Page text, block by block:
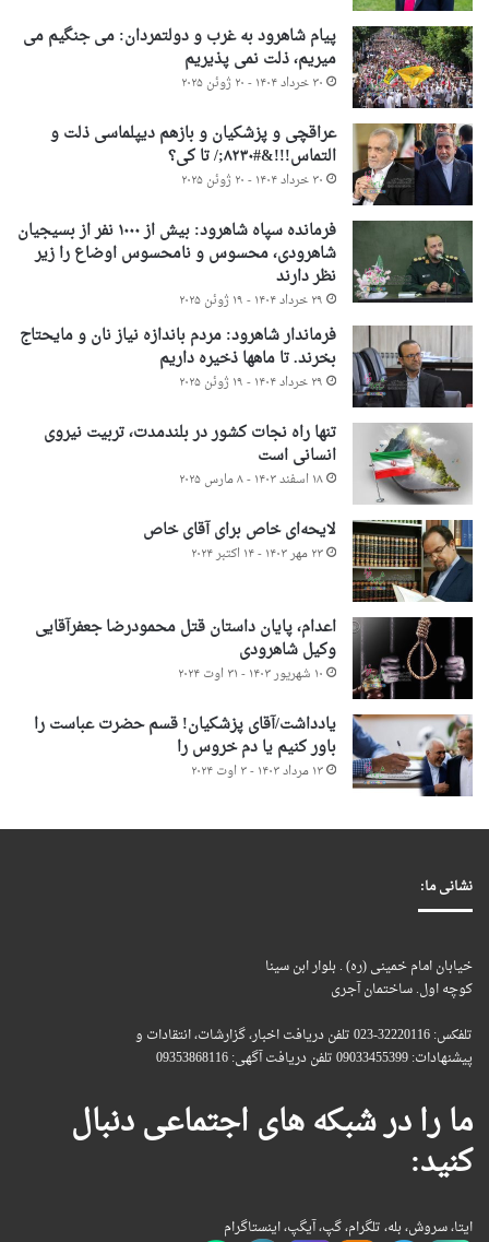
پیام شاهرود به غرب و دولتمردان: می جنگیم می
میریم، ذلت نمی پذیریم
۳۰ خرداد ۱۴۰۴ - ۲۰ ژوئن ۲۰۲۵
عراقچی و پزشکیان و بازهم دیپلماسی ذلت و
التماس!!!&#۸۲۳۰;/ تا کی؟
۳۰ خرداد ۱۴۰۴ - ۲۰ ژوئن ۲۰۲۵
فرمانده سپاه شاهرود: بیش از ۱۰۰۰ نفر از بسیجیان
شاهرودی، محسوس و نامحسوس اوضاع را زیر
نظر دارند
۲۹ خرداد ۱۴۰۴ - ۱۹ ژوئن ۲۰۲۵
فرماندار شاهرود: مردم باندازه نیاز نان و مایحتاج
بخرند. تا ماهها ذخیره داریم
۲۹ خرداد ۱۴۰۴ - ۱۹ ژوئن ۲۰۲۵
تنها راه نجات کشور در بلندمدت، تربیت نیروی
انسانی است
۱۸ اسفند ۱۴۰۳ - ۸ مارس ۲۰۲۵
لایحه‌ای خاص برای آقای خاص
۲۳ مهر ۱۴۰۳ - ۱۴ اکتبر ۲۰۲۴
اعدام، پایان داستان قتل محمودرضا جعفرآقایی
وکیل شاهرودی
۱۰ شهریور ۱۴۰۳ - ۳۱ اوت ۲۰۲۴
یادداشت/آقای پزشکیان! قسم حضرت عباست را
باور کنیم یا دم خروس را
۱۳ مرداد ۱۴۰۳ - ۳ اوت ۲۰۲۴
نشانی ما:
خیابان امام خمینی (ره) . بلوار ابن سینا
کوچه اول. ساختمان آجری
تلفکس: 32220116-023 تلفن دریافت اخبار، گزارشات، انتقادات و
پیشنهادات: 09033455399 تلفن دریافت آگهی: 09353868116
ما را در شبکه های اجتماعی دنبال
کنید:
ایتا، سروش، بله، تلگرام، گپ، آیگپ، اینستاگرام